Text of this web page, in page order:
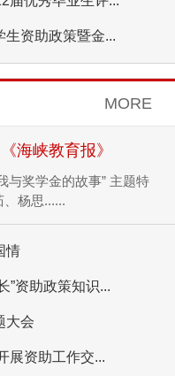
生资助政策暨金...
MORE
海峡教育报》
与奖学金的故事” 主题特
杨思......
情
”资助政策知识...
大会
展资助工作交...